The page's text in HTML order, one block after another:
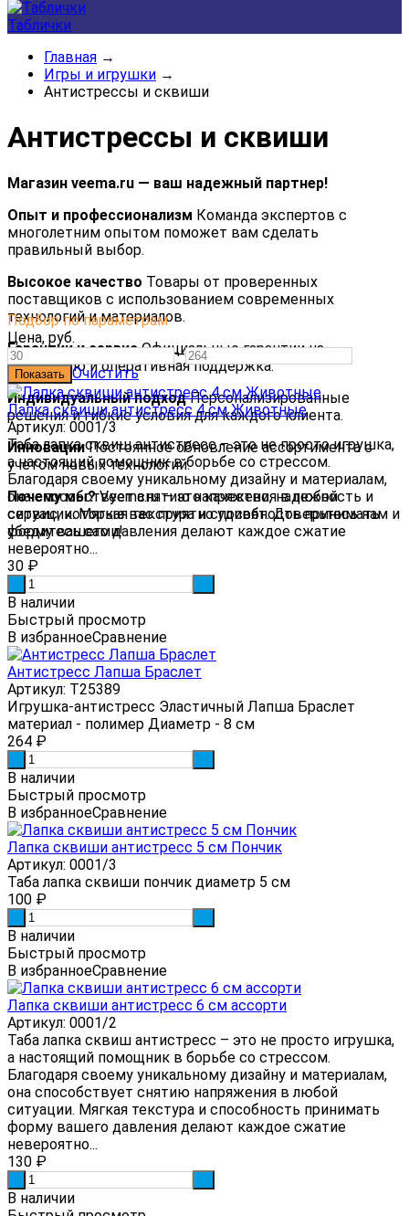
Таблички
Главная →
Игры и игрушки →
Антистрессы и сквиши
Антистрессы и сквиши
Магазин veema.ru — ваш надежный партнер!
Опыт и профессионализм Команда экспертов с
многолетним опытом поможет вам сделать
правильный выбор.
Высокое качество Товары от проверенных
поставщиков с использованием современных
технологий и материалов.
Гарантии и сервисОфициальные гарантии на
продукцию и оперативная поддержка.
Индивидуальный подходПерсонализированные
решения и гибкие условия для каждого клиента.
ИнновацииПостоянное обновление ассортимента с
учетом новых технологий.
Почему мы?Veema.ru — это качество, надежность и
сервис, которые вас приятно удивят. Доверьтесь нам и
убедитесь сами!
Подбор по параметрам
Цена, руб.
—
Очистить
Лапка сквиши антистресс 4 см Животные
Артикул: 0001/3
Таба лапка сквиш антистресс – это не просто игрушка,
а настоящий помощник в борьбе со стрессом.
Благодаря своему уникальному дизайну и материалам,
она способствует снятию напряжения в любой
ситуации. Мягкая текстура и способность принимать
форму вашего давления делают каждое сжатие
невероятно...
30 ₽
В наличии
Быстрый просмотр
В избранноеСравнение
Антистресс Лапша Браслет
Артикул: Т25389
Игрушка-антистресс Эластичный Лапша Браслет
материал - полимер Диаметр - 8 см
264 ₽
В наличии
Быстрый просмотр
В избранноеСравнение
Лапка сквиши антистресс 5 см Пончик
Артикул: 0001/3
Таба лапка сквиши пончик диаметр 5 см
100 ₽
В наличии
Быстрый просмотр
В избранноеСравнение
Лапка сквиши антистресс 6 см ассорти
Артикул: 0001/2
Таба лапка сквиш антистресс – это не просто игрушка,
а настоящий помощник в борьбе со стрессом.
Благодаря своему уникальному дизайну и материалам,
она способствует снятию напряжения в любой
ситуации. Мягкая текстура и способность принимать
форму вашего давления делают каждое сжатие
невероятно...
130 ₽
В наличии